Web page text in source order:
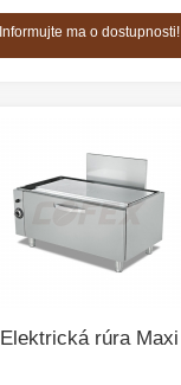
Informujte ma o dostupnosti!
Elektrická rúra Maxi